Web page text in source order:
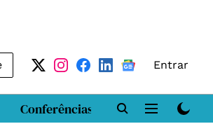
Entrar
Conferências DN LAB